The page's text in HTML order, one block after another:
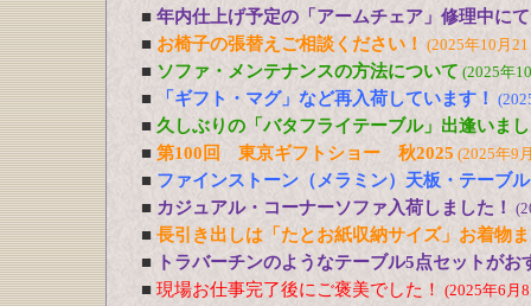
■ 年内仕上げ予定の「アームチェア」修理中にて
■ お椅子の張替えご相談ください！ (2025年10月
■ ソファ・メンテナンスの方法について (2025年
■ 「ギフト・マグ」など再入荷しています！
■ 久しぶりの「バタフライテーブル」出逢いま
■ 第100回 東京ギフトショー 秋2025 (2025年9
■ ファインストーン（メラミン）天板・テーブ
■ カジュアル・コーナーソファ入荷しました！
■ 長引き出しは「たとお紙収納サイズ」お着物
■
トラバーチンのようなテーブル5点セットが
■ 現場お仕事完了後にご褒美でした！ (2025年6月